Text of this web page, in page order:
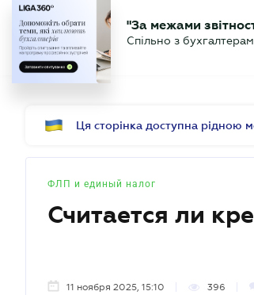
БУХГАЛТЕР.UA
"За межами
Ця сторінка доступна рідною
ФЛП и единый налог
Считается ли
11 ноября 2025, 15:10 396